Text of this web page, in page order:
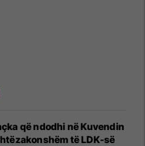
që ndodhi në Kuvendin
të LDK-së